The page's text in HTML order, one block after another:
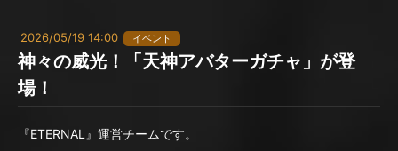
2026/05/19 14:00 イベント
神々の威光！「天神アバターガチャ」が登
場！
『ETERNAL』運営チームです。